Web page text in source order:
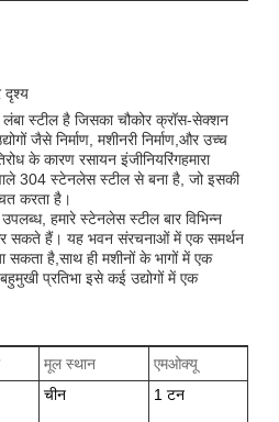
दृश्य
स्टील है जिसका चौकोर क्रॉस-सेक्शन
जैसे निर्माण, मशीनरी निर्माण,और उच्च
के कारण रसायन इंजीनियरिंगहमारा
304 स्टेनलेस स्टील से बना है, जो इसकी
करता है।
हमारे स्टेनलेस स्टील बार विभिन्न
सकते हैं। यह भवन संरचनाओं में एक समर्थन
सकता है,साथ ही मशीनों के भागों में एक
प्रतिभा इसे कई उद्योगों में एक
मूल स्थान एमओक्यू
चीन 1 टन